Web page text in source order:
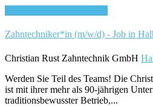
Zahntechniker*in (m/w/d) - Job in
Christian Rust Zahntechnik GmbH
Werden Sie Teil des Teams! Die
ist mit ihrer mehr als 90-jährigen
traditionsbewusster Betrieb,...